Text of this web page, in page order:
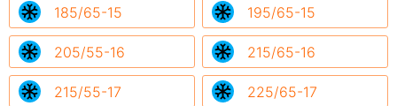
185/65-15 195/65-15
205/55-16 215/65-16
215/55-17 225/65-17